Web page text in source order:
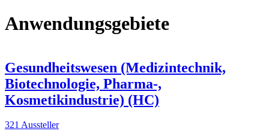
Anwendungsgebiete
Gesundheitswesen (Medizintechnik,
Biotechnologie, Pharma-,
Kosmetikindustrie) (HC)
321 Aussteller